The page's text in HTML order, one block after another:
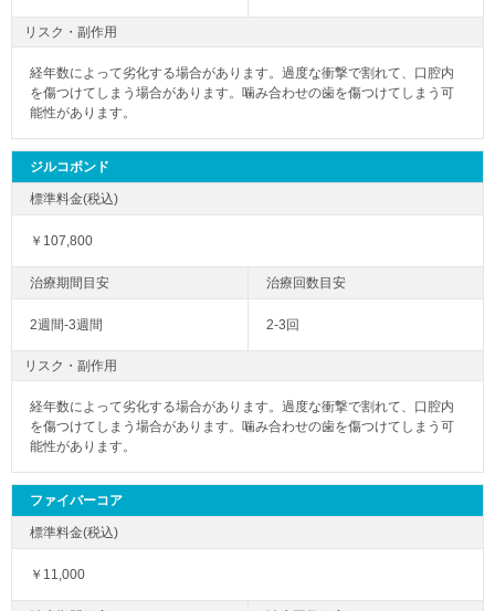
リスク・副作用
経年数によって劣化する場合があります。過度な衝撃で割れて、口腔内
を傷つけてしまう場合があります。噛み合わせの歯を傷つけてしまう可
能性があります。
ジルコボンド
￥107,800
2週間-3週間 2-3回
リスク・副作用
経年数によって劣化する場合があります。過度な衝撃で割れて、口腔内
を傷つけてしまう場合があります。噛み合わせの歯を傷つけてしまう可
能性があります。
ファイバーコア
￥11,000